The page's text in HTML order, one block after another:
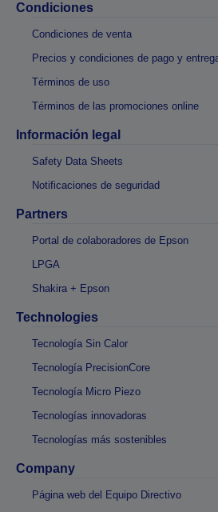
Condiciones
Condiciones de venta
Precios y condiciones de pago y
Términos de uso
Términos de las promociones online
Información legal
Safety Data Sheets
Notificaciones de seguridad
Partners
Portal de colaboradores de Epson
LPGA
Shakira + Epson
Technologies
Tecnología Sin Calor
Tecnología PrecisionCore
Tecnología Micro Piezo
Tecnologías innovadoras
Tecnologías más sostenibles
Company
Página web del Equipo Directivo